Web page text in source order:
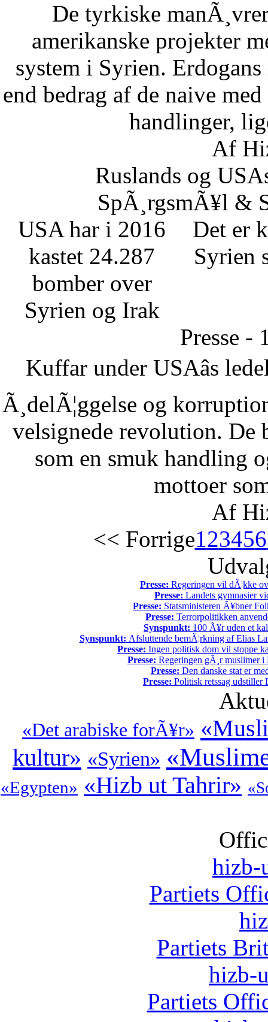
De tyrkiske
amerikanske projekter
system i Syrien.
end bedrag af de naive
handlinger,
Af
Ruslands og
SpÃ¸rgsmÃ¥l &
Det er
Syrien
USA har i 2016
kastet 24.287
bomber over
Syrien og Irak
Presse -
Kuffar under USAâs
Ã¸delÃ¦ggelse og
velsignede revolution. De
som en smuk handling
mottoer
Af
<< Forrige123456
Presse: Regeringen vil dÃ¦kke
Presse: Landets gymnasier
Presse: Statsministeren Ã¥bner
Presse: Terrorpolitikken
Synspunkt: 100 Ã¥r uden et
Synspunkt: Afsluttende bemÃ¦rkning af Elias
Presse: Ingen politisk dom vil stoppe
Presse: Regeringen gÃ¸r muslimer
Presse: Den danske stat er
Presse: Politisk retssag udstiller
«Det arabiske forÃ¥r»
kultur» «Syrien»
«Egypten» «Hizb ut Tahrir»
hizb-
Partiets
Partiets
hizb-
Partiets